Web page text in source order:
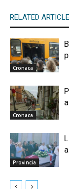
RELATED
Cronaca
Cronaca
Provincia